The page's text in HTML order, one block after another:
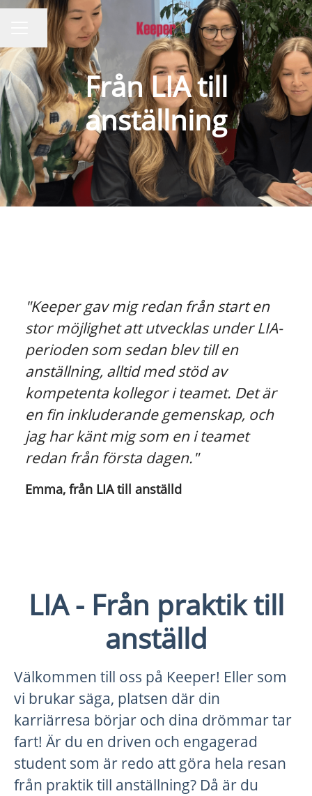
KARRIÄRMENY
Dela sidan
Från LIA till
anställning
"Keeper gav mig redan från start en
stor möjlighet att utvecklas under LIA-
perioden som sedan blev till en
anställning, alltid med stöd av
kompetenta kollegor i teamet. Det är
en fin inkluderande gemenskap, och
jag har känt mig som en i teamet
redan från första dagen."
Emma, från LIA till anställd
LIA - Från praktik till
anställd
Välkommen till oss på Keeper! Eller som
vi brukar säga, platsen där din
karriärresa börjar och dina drömmar tar
fart! Är du en driven och engagerad
student som är redo att göra hela resan
från praktik till anställning? Då är du